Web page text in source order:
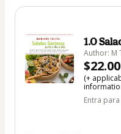
1.0
Author: M
$22.00
(+
Entra